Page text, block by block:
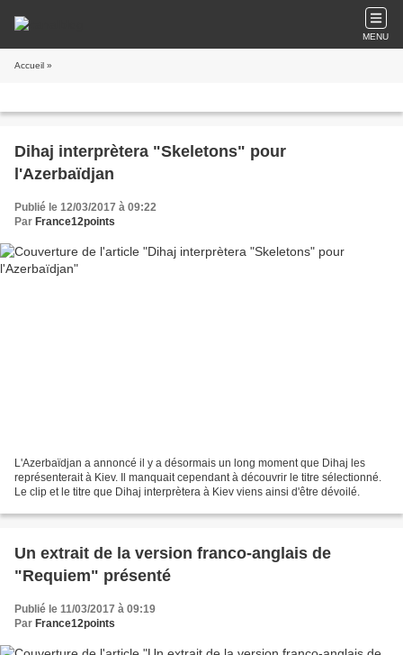
MENU
Accueil »
Dihaj interprètera "Skeletons" pour
l'Azerbaïdjan
Publié le 12/03/2017 à 09:22
Par France12points
L'Azerbaïdjan a annoncé il y a désormais un long moment que Dihaj les
représenterait à Kiev. Il manquait cependant à découvrir le titre sélectionné.
Le clip et le titre que Dihaj interprètera à Kiev viens ainsi d'être dévoilé.
Un extrait de la version franco-anglais de
"Requiem" présenté
Publié le 11/03/2017 à 09:19
Par France12points